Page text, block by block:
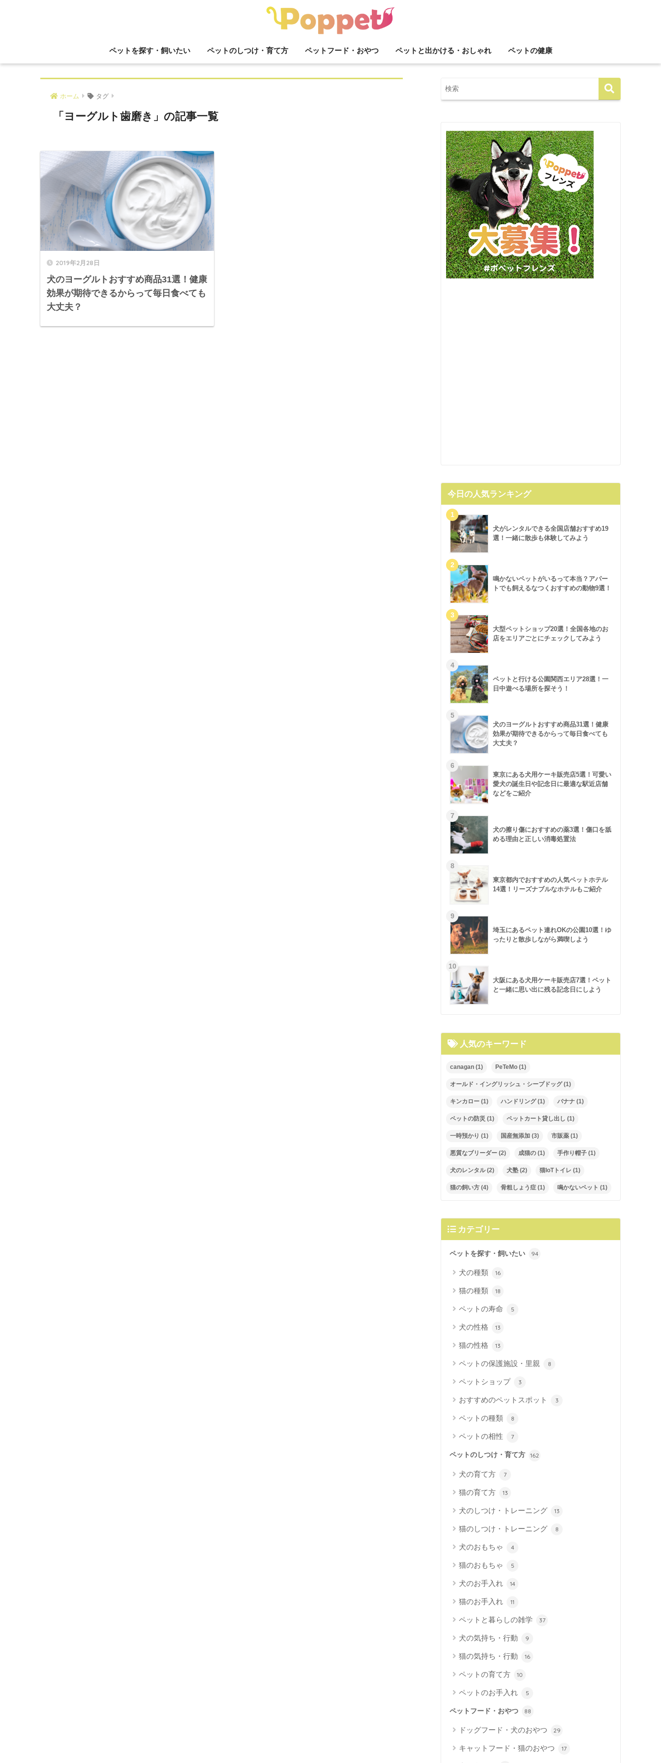
ペットを探す・飼いたい ペットのしつけ・育て方 ペットフード・おやつ ペットと出かける・おしゃれ ペットの健康
ホーム タグ
「ヨーグルト歯磨き」の記事一覧
2019年2月28日
犬のヨーグルトおすすめ商品31選！健康
効果が期待できるからって毎日食べても
大丈夫？
今日の人気ランキング
犬がレンタルできる全国店舗おすすめ19
選！一緒に散歩も体験してみよう
鳴かないペットがいるって本当？アパー
トでも飼えるなつくおすすめの動物9選！
大型ペットショップ20選！全国各地のお
店をエリアごとにチェックしてみよう
ペットと行ける公園関西エリア28選！一
日中遊べる場所を探そう！
犬のヨーグルトおすすめ商品31選！健康
効果が期待できるからって毎日食べても
大丈夫？
東京にある犬用ケーキ販売店5選！可愛い
愛犬の誕生日や記念日に最適な駅近店舗
などをご紹介
犬の擦り傷におすすめの薬3選！傷口を舐
める理由と正しい消毒処置法
東京都内でおすすめの人気ペットホテル
14選！リーズナブルなホテルもご紹介
埼玉にあるペット連れOKの公園10選！ゆ
ったりと散歩しながら満喫しよう
大阪にある犬用ケーキ販売店7選！ペット
と一緒に思い出に残る記念日にしよう
人気のキーワード
canagan (1) PeTeMo (1)
オールド・イングリッシュ・シープドッグ(1)
キンカロー (1) ハンドリング(1) バナナ (1)
ペットの防災 (1) ペットカート貸し出し (1)
一時預かり (1) 国産無添加 (3) 市販薬 (1)
悪質なブリーダー (2) 成猫の (1) 手作り帽子 (1)
犬のレンタル(2) 犬塾 (2) 猫IoTトイレ (1)
猫の飼い方 (4) 骨粗しょう症 (1) 鳴かないペット (1)
カテゴリー
ペットを探す・飼いたい 94
犬の種類 16
猫の種類 18
ペットの寿命 5
犬の性格 13
猫の性格 13
ペットの保護施設・里親 8
ペットショップ 3
おすすめのペットスポット 3
ペットの種類 8
ペットの相性 7
ペットのしつけ・育て方 162
犬の育て方 7
猫の育て方 13
犬のしつけ・トレーニング 13
猫のしつけ・トレーニング 8
犬のおもちゃ 4
猫のおもちゃ 5
犬のお手入れ 14
猫のお手入れ 11
ペットと暮らしの雑学 37
犬の気持ち・行動 9
猫の気持ち・行動 16
ペットの育て方 10
ペットのお手入れ 5
ペットフード・おやつ 88
ドッグフード・犬のおやつ 29
キャットフード・猫のおやつ 17